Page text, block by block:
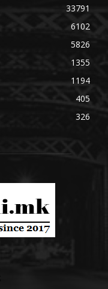
33791
6102
5826
1355
1194
405
326